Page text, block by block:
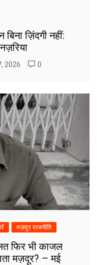
ज़िंदगी नहीं:
2026 0
मज़दूर राजनीति
फिर भी काजल
मज़दूर? – मई